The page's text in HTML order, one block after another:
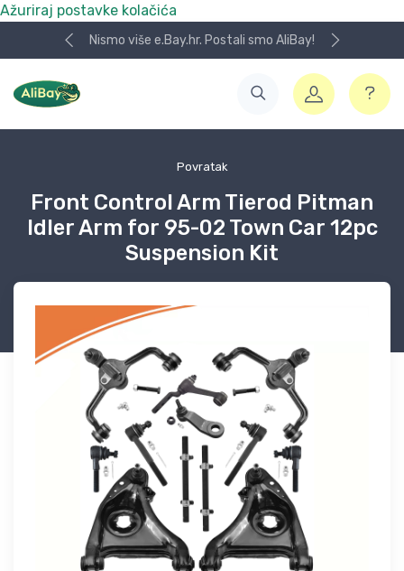
Ažuriraj postavke kolačića
Nismo više e.Bay.hr. Postali smo AliBay!
Povratak
Front Control Arm Tierod Pitman
Idler Arm for 95-02 Town Car 12pc
Suspension Kit